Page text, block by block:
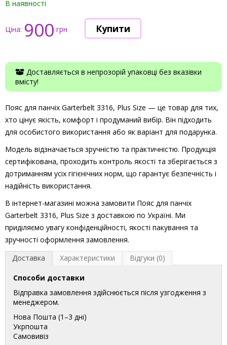
В наявності
Ціна: 900 грн
Доставляється в непрозорій упаковці без вказівки
вмісту!
Пояс для панчіх Garterbelt 3316, Plus Size — це товар для тих,
хто цінує якість, комфорт і продуманий вибір. Він підходить
для особистого використання або як варіант для подарунка.
Модель відзначається зручністю та практичністю. Продукція
сертифікована, проходить контроль якості та зберігається з
дотриманням усіх гігієнічних норм, що гарантує безпечність і
надійність використання.
В інтернет-магазині можна замовити Пояс для панчіх
Garterbelt 3316, Plus Size з доставкою по Україні. Ми
приділяємо увагу конфіденційності, якості пакування та
зручності оформлення замовлення.
Доставка
Характеристики Відгуки (0)
Способи доставки
Відправка замовлення здійснюється після узгодження з
менеджером.
Нова Пошта (1–3 дні)
Укрпошта
Самовивіз